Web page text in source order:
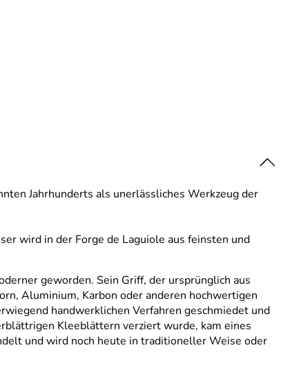
Jahrhunderts als unerlässliches Werkzeug der
wird in der Forge de Laguiole aus feinsten und
geworden. Sein Griff, der ursprünglich aus
Aluminium, Karbon oder anderen hochwertigen
handwerklichen Verfahren geschmiedet und
Kleeblättern verziert wurde, kam eines
und wird noch heute in traditioneller Weise oder